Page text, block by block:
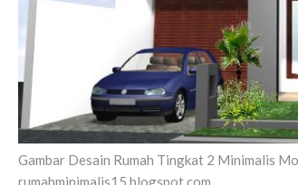
Gambar Desain Rumah Tingkat 2 Minimalis
rumahminimalis15.blogspot.com